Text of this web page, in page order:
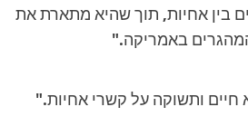
בין אחיות, תוך שהיא מתארת את
באמריקה."
ותשוקה על קשרי אחיות."